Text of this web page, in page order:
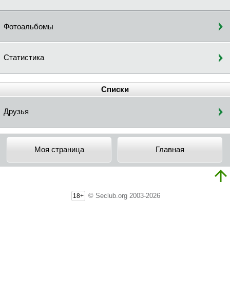
Фотоальбомы
Статистика
Списки
Друзья
Моя страница Главная
18+ © Seclub.org 2003-2026